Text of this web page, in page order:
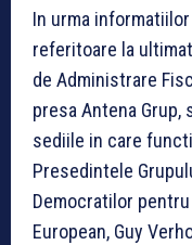
In urma
referitoare la
de Administrare
presa Antena Grup,
sediile in care
Presedintele
Democratilor pentru
European, Guy